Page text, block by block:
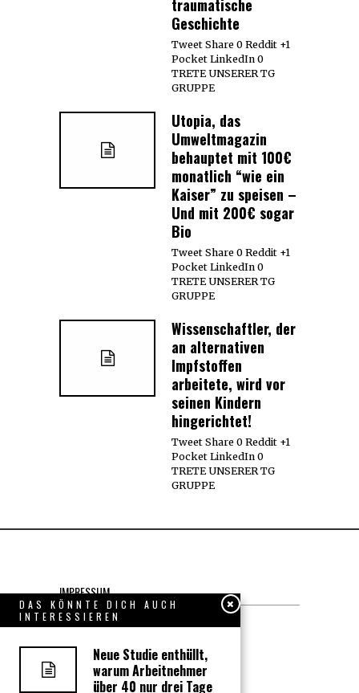
traumatische
Geschichte
Tweet Share 0 Reddit +1
Pocket LinkedIn 0
TRETE UNSERER TG
GRUPPE
Utopia, das
Umweltmagazin
behauptet mit 100€
monatlich “wie ein
Kaiser” zu speisen –
Und mit 200€ sogar
Bio
Tweet Share 0 Reddit +1
Pocket LinkedIn 0
TRETE UNSERER TG
GRUPPE
Wissenschaftler, der
an alternativen
Impfstoffen
arbeitete, wird vor
seinen Kindern
hingerichtet!
Tweet Share 0 Reddit +1
Pocket LinkedIn 0
TRETE UNSERER TG
GRUPPE
IMPRESSUM
Datenschutzerklärung
KONTAKT
DAS KÖNNTE DICH AUCH
INTERESSIEREN
Neue Studie enthüllt,
warum Arbeitnehmer
über 40 nur drei Tage